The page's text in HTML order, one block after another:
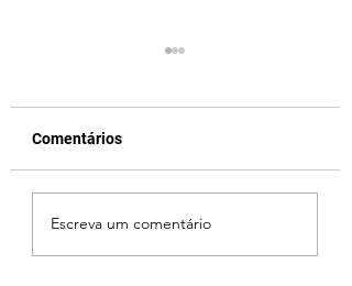
Jovem de 24 anos é
durante luau no
Comentários
Escreva um comentário